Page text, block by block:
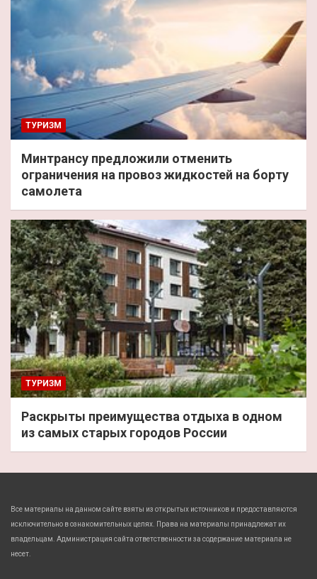
ТУРИЗМ
Минтрансу предложили отменить
ограничения на провоз жидкостей на борту
самолета
ТУРИЗМ
Раскрыты преимущества отдыха в одном
из самых старых городов России
Все материалы на данном сайте взяты из открытых источников и предоставляются
исключительно в ознакомительных целях. Права на материалы принадлежат их
владельцам. Администрация сайта ответственности за содержание материала не
несет.